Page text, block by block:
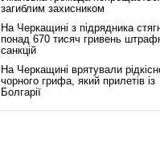
загиблим захисником
На Черкащині з підрядника
понад 670 тисяч гривень
санкцій
На Черкащині врятували
чорного грифа, який прилетів із
Болгарії